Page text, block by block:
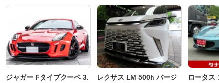
ジャガー Fタイプクーペ 3.
レクサス LM 500h バージ
ロータス